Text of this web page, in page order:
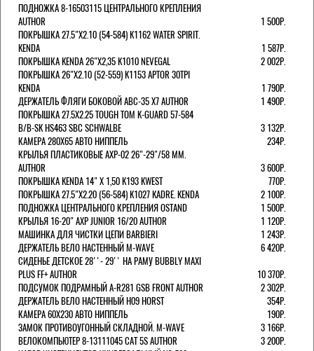
ПОДНОЖКА 8-16503115 ЦЕНТРАЛЬНОГО КРЕПЛЕНИЯ
AUTHOR
1 500Р.
ПОКРЫШКА 27.5"Х2.10 (54-584) K1162 WATER SPIRIT.
KENDA
1 587Р.
ПОКРЫШКА KENDA 26"Х2,35 K1010 NEVEGAL
2 002Р.
ПОКРЫШКА 26"Х2.10 (52-559) K1153 APTOR 30TPI
KENDA
1 790Р.
ДЕРЖАТЕЛЬ ФЛЯГИ БОКОВОЙ ABC-35 X7 AUTHOR
1 490Р.
ПОКРЫШКА 27.5X2.25 TOUGH TOM K-GUARD 57-584
B/B-SK HS463 SBC SCHWALBE
3 132Р.
КАМЕРА 280Х65 АВТО НИППЕЛЬ
234Р.
КРЫЛЬЯ ПЛАСТИКОВЫЕ AXP-02 26"-29"/58 ММ.
AUTHOR
3 600Р.
ПОКРЫШКА KENDA 14" Х 1,50 K193 KWEST
770Р.
ПОКРЫШКА 27.5"Х2.20 (56-584) K1027 KADRE. KENDA
2 100Р.
ПОДНОЖКА ЦЕНТРАЛЬНОГО КРЕПЛЕНИЯ OSTAND
1 500Р.
КРЫЛЬЯ 16-20" AXP JUNIOR 16/20 AUTHOR
1 120Р.
МАШИНКА ДЛЯ ЧИСТКИ ЦЕПИ BARBIERI
1 243Р.
ДЕРЖАТЕЛЬ ВЕЛО НАСТЕННЫЙ M-WAVE
6 420Р.
СИДЕНЬЕ ДЕТСКОЕ 28''- 29'' НА РАМУ BUBBLY MAXI
PLUS FF+ AUTHOR
10 370Р.
ПОДСУМОК ПОДРАМНЫЙ A-R281 GSB FRONT AUTHOR
2 302Р.
ДЕРЖАТЕЛЬ ВЕЛО НАСТЕННЫЙ H09 HORST
354Р.
КАМЕРА 60X230 АВТО НИППЕЛЬ
190Р.
ЗАМОК ПРОТИВОУГОННЫЙ СКЛАДНОЙ. M-WAVE
3 166Р.
ВЕЛОКОМПЬЮТЕР 8-13111045 CAT 5S AUTHOR
3 200Р.